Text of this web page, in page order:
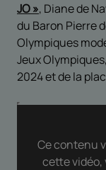
JO », Diane de
du Baron Pierre
Olympiques
Jeux
2024 et de la
Ce contenu
cette vidéo,